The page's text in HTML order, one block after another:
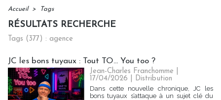
Accueil > Tags
RÉSULTATS RECHERCHE
Tags (377) : agence
JC les bons tuyaux : Tout TO… You too ?
Jean-Charles Franchomme |
17/04/2026
Distribution
Dans cette nouvelle chronique, JC les
bons tuyaux s’attaque à un sujet clé du